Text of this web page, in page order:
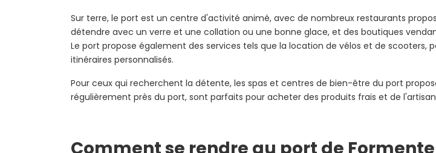
Sur terre, le port est un centre d'activité animé, avec de nombreux restaurants
détendre avec un verre et une collation ou une bonne glace, et des boutiques
Le port propose également des services tels que la location de vélos et de
itinéraires personnalisés.
Pour ceux qui recherchent la détente, les spas et centres de bien-être du port
régulièrement près du port, sont parfaits pour acheter des produits frais et de